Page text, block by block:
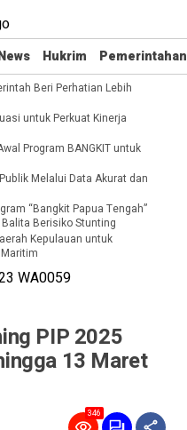
Hukrim Pemerintahan
Beri Perhatian Lebih
untuk Perkuat Kinerja
Program BANGKIT untuk
Melalui Data Akurat dan
“Bangkit Papua Tengah”
Berisiko Stunting
Kepulauan untuk
PIP 2025
13 Maret
346